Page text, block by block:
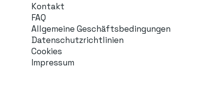
Kontakt
FAQ
Allgemeine Geschäftsbedingungen
Datenschutzrichtlinien
Cookies
Impressum